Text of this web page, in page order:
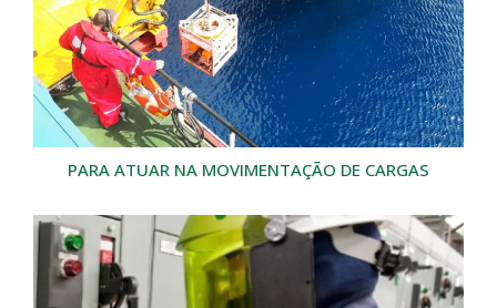
PARA ATUAR NA MOVIMENTAÇÃO DE CARGAS